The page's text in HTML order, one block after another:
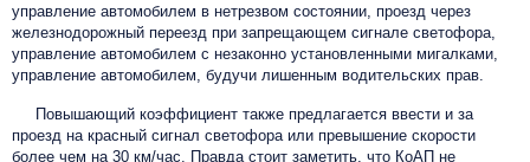
управление автомобилем в нетрезвом состоянии, проезд через
железнодорожный переезд при запрещающем сигнале светофора,
управление автомобилем с незаконно установленными мигалками,
управление автомобилем, будучи лишенным водительских прав.
Повышающий коэффициент также предлагается ввести и за
проезд на красный сигнал светофора или превышение скорости
более чем на 30 км/час. Правда стоит заметить, что КоАП не